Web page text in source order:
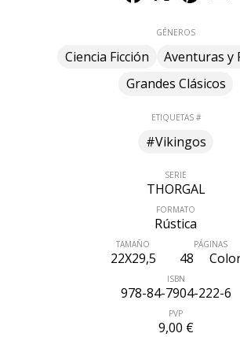
GÉNEROS
Ciencia Ficción
Aventuras y
Grandes Clásicos
ETIQUETAS #
#Vikingos
SERIE
THORGAL
FORMATO
Rústica
TAMAÑO
22X29,5
PÁGINAS
48
ISBN
978-84-7904-222-6
PVP
9,00 €